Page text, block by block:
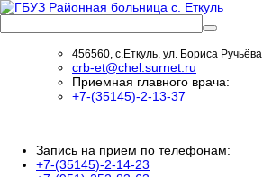
456560, с.Еткуль, ул. Бориса
crb-et@chel.surnet.ru
Приемная главного врача:
+7-(35145)-2-13-37
Запись на прием по телефонам:
+7-(35145)-2-14-23